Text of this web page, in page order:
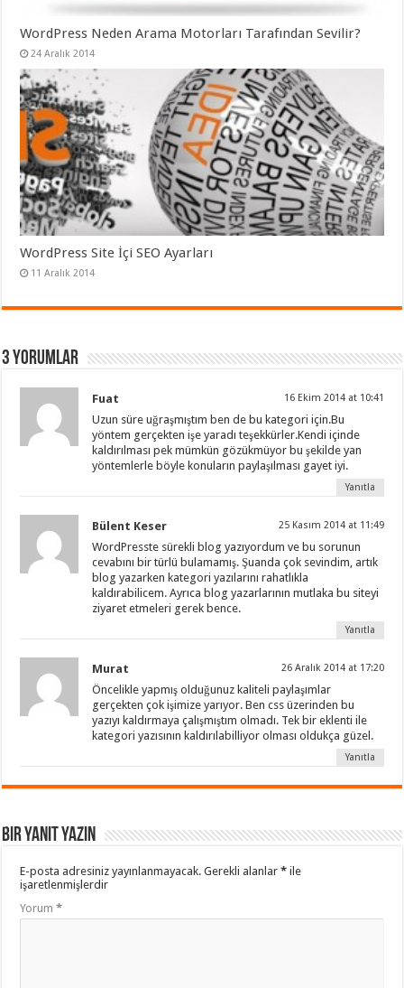
WordPress Neden Arama Motorları Tarafından Sevilir?
24 Aralık 2014
WordPress Site İçi SEO Ayarları
11 Aralık 2014
3 Yorumlar
Fuat 16 Ekim 2014 at 10:41
Uzun süre uğraşmıştım ben de bu kategori için.Bu
yöntem gerçekten işe yaradı teşekkürler.Kendi içinde
kaldırılması pek mümkün gözükmüyor bu şekilde yan
yöntemlerle böyle konuların paylaşılması gayet iyi.
Yanıtla
Bülent Keser 25 Kasım 2014 at 11:49
WordPresste sürekli blog yazıyordum ve bu sorunun
cevabını bir türlü bulamamış. Şuanda çok sevindim, artık
blog yazarken kategori yazılarını rahatlıkla
kaldırabilicem. Ayrıca blog yazarlarının mutlaka bu siteyi
ziyaret etmeleri gerek bence.
Yanıtla
Murat 26 Aralık 2014 at 17:20
Öncelikle yapmış olduğunuz kaliteli paylaşımlar
gerçekten çok işimize yarıyor. Ben css üzerinden bu
yazıyı kaldırmaya çalışmıştım olmadı. Tek bir eklenti ile
kategori yazısının kaldırılabilliyor olması oldukça güzel.
Yanıtla
Bir yanıt yazın
E-posta adresiniz yayınlanmayacak. Gerekli alanlar* ile
işaretlenmişlerdir
Yorum*